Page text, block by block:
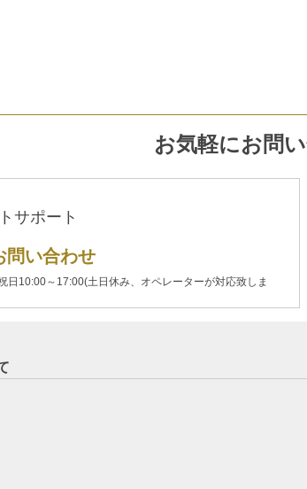
お気軽にお問
サポート
問い合わせ
日10:00～17:00(土日休み、オペレーターが対応致しま